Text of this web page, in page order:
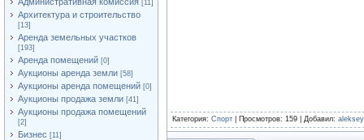
[11]
Архитектура и строительство
[13]
Аренда земельных участков
[193]
Аренда помещений [0]
Аукционы аренда земли [58]
Аукционы аренда помещений [0]
Аукционы продажа земли [41]
Аукционы продажа помещений
[2]
Бизнес [11]
Категория: Спорт Просмотров: 159 | Добавил: